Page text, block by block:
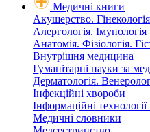
Медичні книги
Акушерство. Гінекологія
Алергологія. Імунологія
Анатомія. Фізіологія.
Внутрішня медицина
Гуманітарні науки за
Дерматологія.
Інфекційні хвороби
Інформаційні
Медичні словники